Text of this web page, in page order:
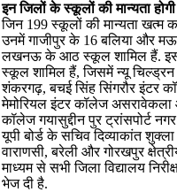
इन जिलों के स्कूलों की मान्यता होगी
जिन 199 स्कूलों की मान्यता खत्म
उनमें गाजीपुर के 16 बलिया और
लखनऊ के आठ स्कूल शामिल हैं.
स्कूल शामिल हैं, जिसमें न्यू
शंकरगढ़, बचई सिंह सिंगरौर इंटर
मेमोरियल इंटर कॉलेज
कॉलेज गयासुद्दीन पुर ट्रांसपोर्ट
यूपी बोर्ड के सचिव दिव्याकांत
वाराणसी, बरेली और गोरखपुर
माध्यम से सभी जिला विद्यालय
भेज दी है.